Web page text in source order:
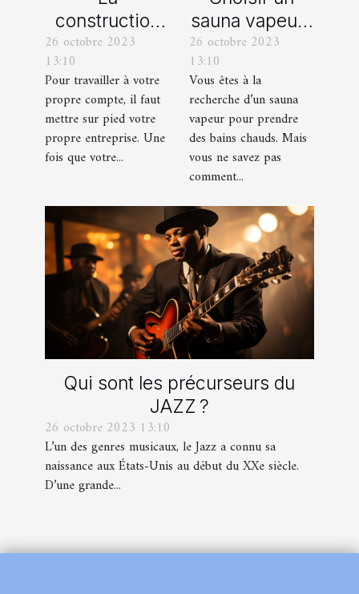
construction
d’une identité
d’entreprise :
que faut-il en
savoir ?
26 octobre 2023
13:10
Pour travailler à votre
propre compte, il faut
mettre sur pied votre
propre entreprise. Une
fois que votre...
sauna vapeur :
comment s’y
prendre ?
26 octobre 2023
13:10
Vous êtes à la
recherche d’un sauna
vapeur pour prendre
des bains chauds. Mais
vous ne savez pas
comment...
Qui sont les précurseurs du
JAZZ ?
26 octobre 2023 13:10
L’un des genres musicaux, le Jazz a connu sa
naissance aux États-Unis au début du XXe siècle.
D’une grande...